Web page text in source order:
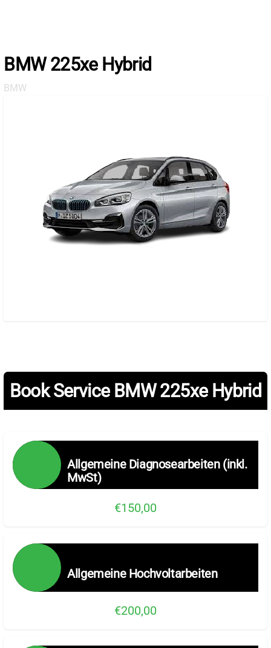
BMW 225xe Hybrid
BMW
Book Service BMW 225xe Hybrid
Allgemeine Diagnosearbeiten (inkl.
MwSt)
€150,00
Allgemeine Hochvoltarbeiten
€200,00